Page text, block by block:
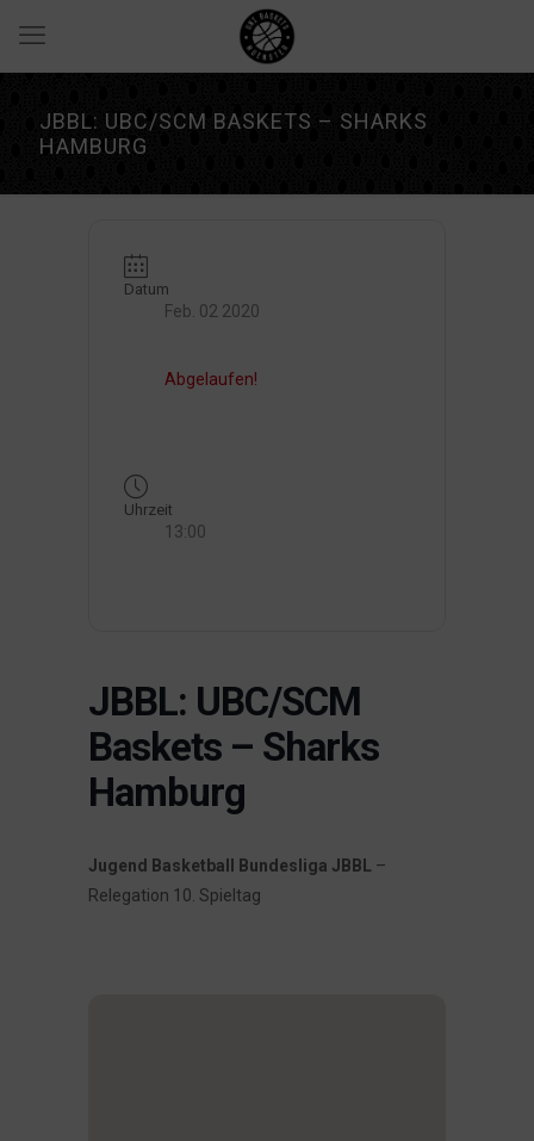
JBBL: UBC/SCM BASKETS – SHARKS
HAMBURG
Datum
Feb. 02 2020
Abgelaufen!
Uhrzeit
13:00
JBBL: UBC/SCM
Baskets – Sharks
Hamburg
Jugend Basketball Bundesliga JBBL –
Relegation 10. Spieltag